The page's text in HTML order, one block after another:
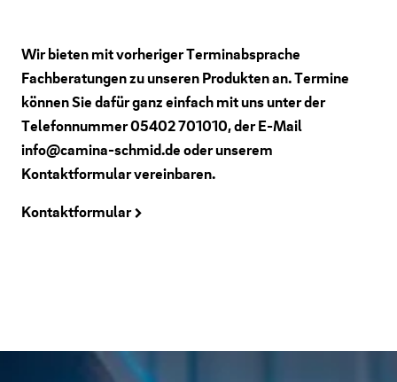
Wir bieten mit vorheriger Terminabsprache
Fachberatungen zu unseren Produkten an. Termine
können Sie dafür ganz einfach mit uns unter der
Telefonnummer 05402 701010, der E-Mail
info@camina-schmid.de oder unserem
Kontaktformular vereinbaren.
Kontaktformular